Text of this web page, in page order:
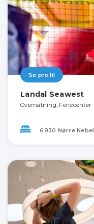
Se profil
Landal Seawest
Overnatning, Feriecenter
6830 Nørre Nebel